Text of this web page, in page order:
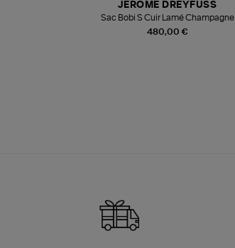
480,00 €
JEROME DREYFUSS
Sac Bobi S Cuir Lamé Champagne